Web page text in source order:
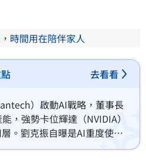
時間用在陪伴家人
去看看
）啟動AI戰略，董事長
，強勢卡位輝達（NVIDIA）
。劉克振自曝是AI重度使用
藉40年硬體底蘊與3000名全